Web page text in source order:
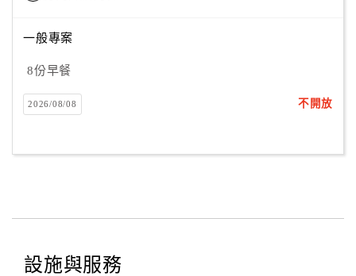
一般專案
8份早餐
2026/08/08 不開放
設施與服務